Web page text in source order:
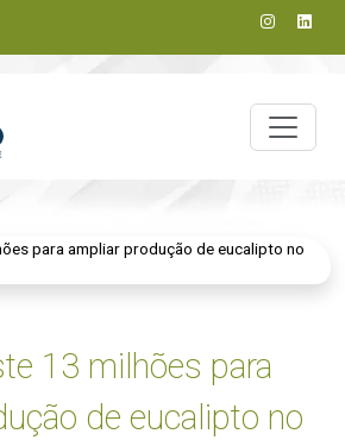
13 milhões para
de eucalipto no